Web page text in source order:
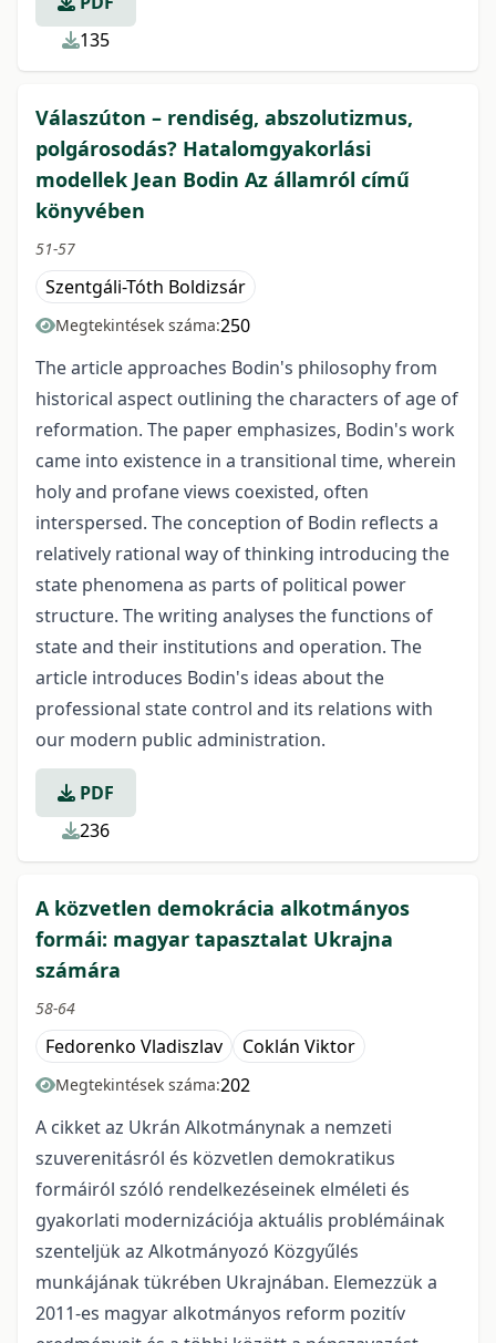
135
Válaszúton – rendiség, abszolutizmus,
polgárosodás? Hatalomgyakorlási
modellek Jean Bodin Az államról című
könyvében
51-57
Szentgáli-Tóth Boldizsár
Megtekintések száma:250
The article approaches Bodin's philosophy from
historical aspect outlining the characters of age of
reformation. The paper emphasizes, Bodin's work
came into existence in a transitional time, wherein
holy and profane views coexisted, often
interspersed. The conception of Bodin reflects a
relatively rational way of thinking introducing the
state phenomena as parts of political power
structure. The writing analyses the functions of
state and their institutions and operation. The
article introduces Bodin's ideas about the
professional state control and its relations with
our modern public administration.
PDF
236
A közvetlen demokrácia alkotmányos
formái: magyar tapasztalat Ukrajna
számára
58-64
Fedorenko Vladiszlav Coklán Viktor
Megtekintések száma:202
A cikket az Ukrán Alkotmánynak a nemzeti
szuverenitásról és közvetlen demokratikus
formáiról szóló rendelkezéseinek elméleti és
gyakorlati modernizációja aktuális problémáinak
szenteljük az Alkotmányozó Közgyűlés
munkájának tükrében Ukrajnában. Elemezzük a
2011-es magyar alkotmányos reform pozitív